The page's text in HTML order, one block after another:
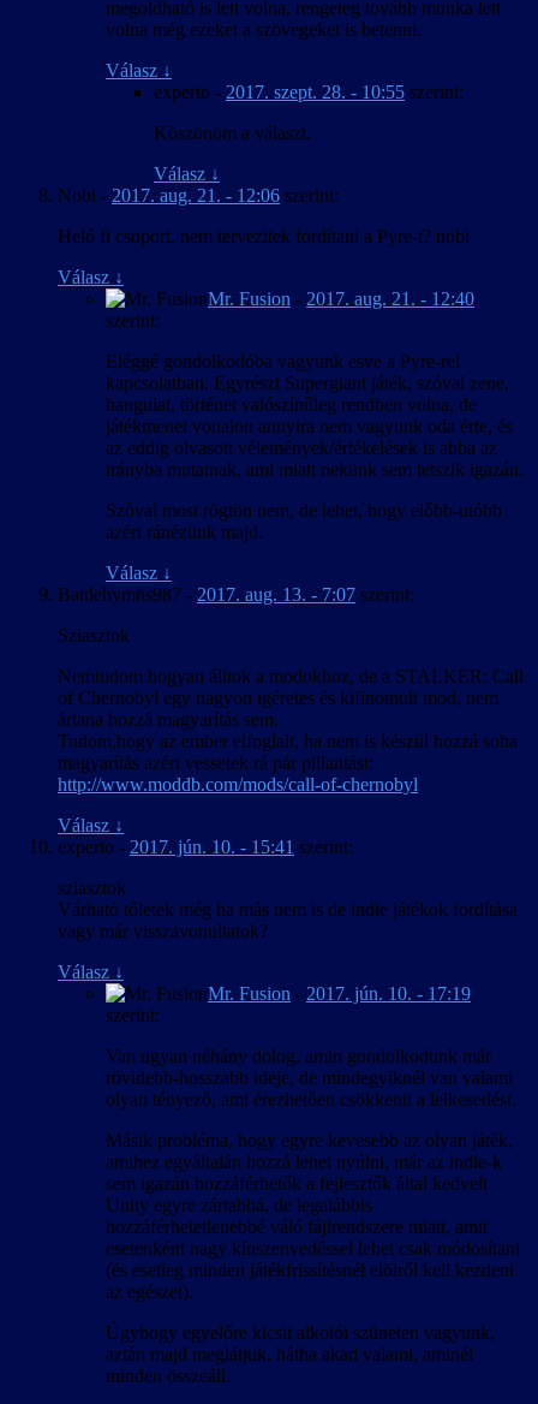
megoldható is lett volna, rengeteg tovább munka lett
volna még ezeket a szövegeket is betenni.
Válasz ↓
experto - 2017. szept. 28. - 10:55 szerint:
Köszönöm a választ.
Válasz ↓
Nobi - 2017. aug. 21. - 12:06 szerint:
Heló fi csoport, nem tervezitek fordítani a Pyre-t? nobi
Válasz ↓
Mr. Fusion - 2017. aug. 21. - 12:40
szerint:
Eléggé gondolkodóba vagyunk esve a Pyre-rel
kapcsolatban. Egyrészt Supergiant játék, szóval zene,
hangulat, történet valószínűleg rendben volna, de
játékmenet vonalon annyira nem vagyunk oda érte, és
az eddig olvasott vélemények/értékelések is abba az
irányba mutatnak, ami miatt nekünk sem tetszik igazán.
Szóval most rögtön nem, de lehet, hogy előbb-utóbb
azért ránézünk majd.
Válasz ↓
Battlehymns987 - 2017. aug. 13. - 7:07 szerint:
Sziasztok
Nemtudom hogyan álltok a modokhoz, de a STALKER: Call
of Chernobyl egy nagyon igéretes és kifinomult mod, nem
ártana hozzá magyarítás sem.
Tudom,hogy az ember elfoglalt, ha nem is készül hozzá soha
magyarítás azért vessetek rá pár pillantást:
http://www.moddb.com/mods/call-of-chernobyl
Válasz ↓
experto - 2017. jún. 10. - 15:41 szerint:
sziasztok
Várható tőletek még ha más nem is de indie játékok fordítása
vagy már visszavonultatok?
Válasz ↓
Mr. Fusion - 2017. jún. 10. - 17:19
szerint:
Van ugyan néhány dolog, amin gondolkodunk már
rövidebb-hosszabb ideje, de mindegyiknél van valami
olyan tényező, ami érezhetően csökkenti a lelkesedést.
Másik probléma, hogy egyre kevesebb az olyan játék,
amihez egyáltalán hozzá lehet nyúlni, már az indie-k
sem igazán hozzáférhetők a fejlesztők által kedvelt
Unity egyre zártabbá, de legalábbis
hozzáférhetetlenebbé váló fájlrendszere miatt, amit
esetenként nagy kínszenvedéssel lehet csak módosítani
(és esetleg minden játékfrissítésnél elölről kell kezdeni
az egészet).
Úgyhogy egyelőre kicsit alkotói szüneten vagyunk,
aztán majd meglátjuk, hátha akad valami, aminél
minden összeáll.